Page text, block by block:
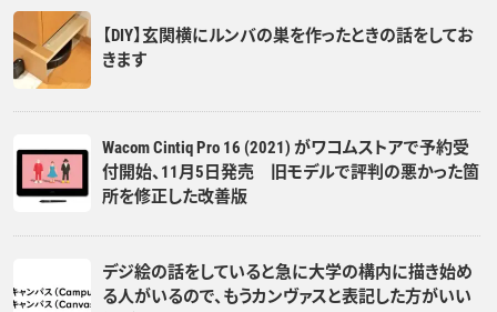
【DIY】玄関横にルンバの巣を作ったときの話をしてお
きます
Wacom Cintiq Pro 16 (2021) がワコムストアで予約受
付開始、11月5日発売 旧モデルで評判の悪かった箇
所を修正した改善版
デジ絵の話をしていると急に大学の構内に描き始め
る人がいるので、もうカンヴァスと表記した方がいい